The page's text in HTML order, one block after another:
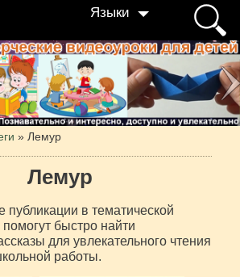
Языки
» Лемур
Лемур
в тематической
быстро найти
для увлекательного чтения
работы.